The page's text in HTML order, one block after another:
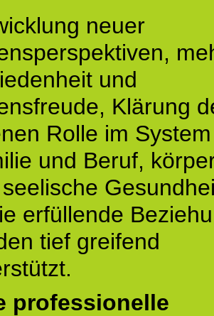
neuer
und
Klärung
Rolle im
und Beruf,
erfüllende
tief greifend
professionelle